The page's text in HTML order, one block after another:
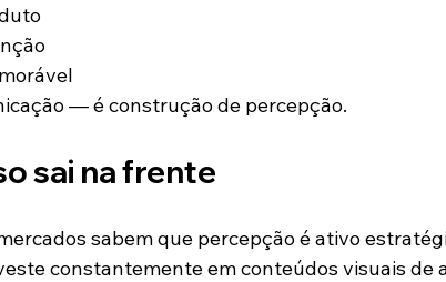
— é construção de percepção.
sai na frente
sabem que percepção é ativo
constantemente em conteúdos visuais de